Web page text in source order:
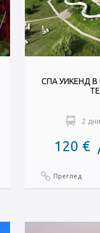
СПА УИКЕНД
2
120 €
Преглед